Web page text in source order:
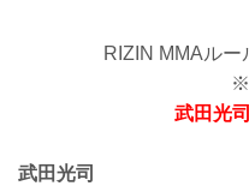
RIZIN MMAルー
※
武田光司
武田光司